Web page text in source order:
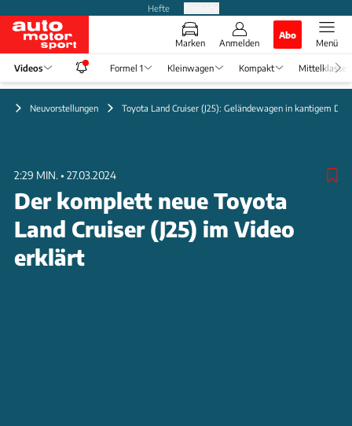
Hefte
Marken Anmelden
Abo
Menü
Videos Formel 1 Kleinwagen Kompakt Mittelklasse
Neuvorstellungen Toyota Land Cruiser (J25): Geländewagen in kantigem
2:29 MIN. • 27.03.2024
Der komplett neue Toyota
Land Cruiser (J25) im Video
erklärt